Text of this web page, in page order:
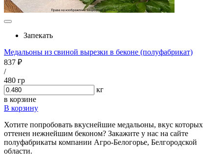
Запекать
Медальоны из свиной вырезки в беконе (полуфабрикат)
837 ₽
/
480 гр
кг
в корзине
В корзину
Хотите попробовать вкуснейшие медальоны, вкус которых
оттенен нежнейшим беконом? Закажите у нас на сайте
полуфабрикаты компании Агро-Белогорье, Белгородской
области.